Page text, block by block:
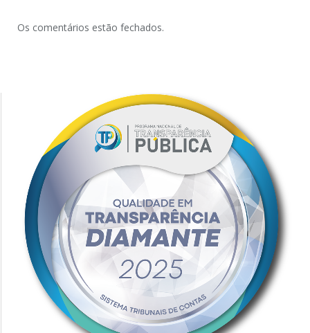
Os comentários estão fechados.